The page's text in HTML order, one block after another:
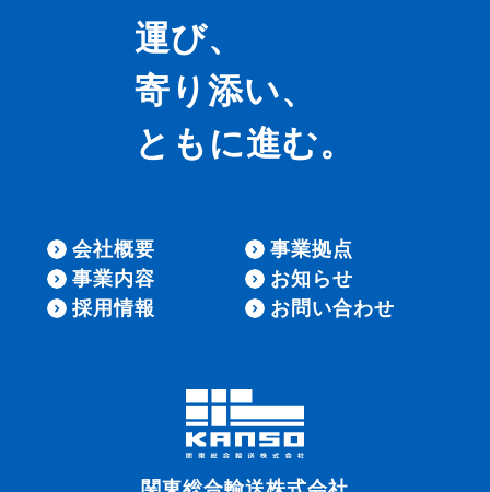
運び、
寄り添い、
ともに進む。
会社概要
事業拠点
事業内容
お知らせ
採用情報
お問い合わせ